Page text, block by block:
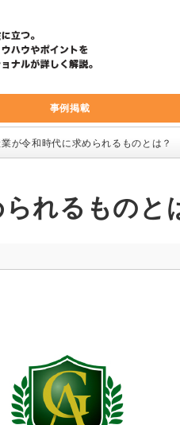
事例掲載
が令和時代に求められるものとは？
れるものと